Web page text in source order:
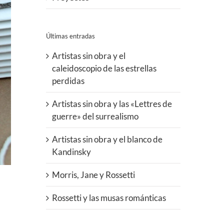
Últimas entradas
Artistas sin obra y el
caleidoscopio de las estrellas
perdidas
Artistas sin obra y las «Lettres de
guerre» del surrealismo
Artistas sin obra y el blanco de
Kandinsky
Morris, Jane y Rossetti
Rossetti y las musas románticas